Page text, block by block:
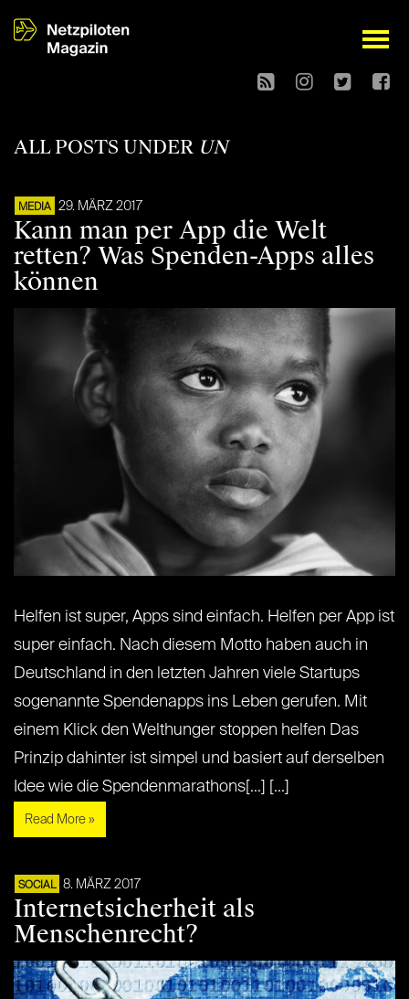
open
ALL POSTS UNDER UN
MEDIA 29. MÄRZ 2017
Kann man per App die Welt
retten? Was Spenden-Apps alles
können
Helfen ist super, Apps sind einfach. Helfen per App ist
super einfach. Nach diesem Motto haben auch in
Deutschland in den letzten Jahren viele Startups
sogenannte Spendenapps ins Leben gerufen. Mit
einem Klick den Welthunger stoppen helfen Das
Prinzip dahinter ist simpel und basiert auf derselben
Idee wie die Spendenmarathons[...] [...]
Read More »
SOCIAL 8. MÄRZ 2017
Internetsicherheit als
Menschenrecht?